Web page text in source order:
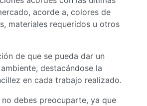
acorde a, colores de
materiales requeridos u otros
de que se pueda dar un
destacándose la
en cada trabajo realizado.
debes preocuparte, ya que